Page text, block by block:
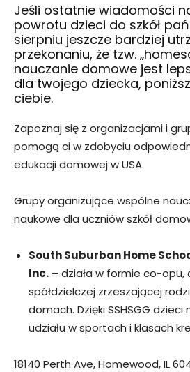
Jeśli ostatnie wiadomości
powrotu dzieci do szkół
sierpniu jeszcze bardziej
przekonaniu, że tzw.
nauczanie domowe jest
dla twojego dziecka,
ciebie.
Zapoznaj się z organizacjami i
pomogą ci w zdobyciu
edukacji domowej w USA.
Grupy organizujące wspólne
naukowe dla uczniów szkół
South Suburban Home
Inc. – działa w formie co-opu,
spółdzielczej zrzeszającej
domach. Dzięki SSHSGG
udziału w sportach i klasach
18140 Perth Ave, Homewood, IL